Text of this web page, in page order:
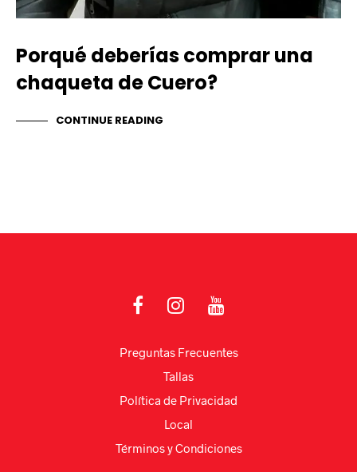
Porqué deberías comprar una
chaqueta de Cuero?
CONTINUE READING
Preguntas Frecuentes
Tallas
Política de Privacidad
Local
Términos y Condiciones